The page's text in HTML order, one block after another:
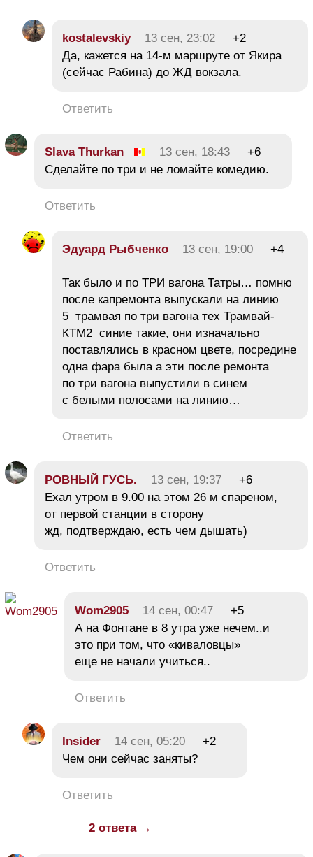
kostalevskiy 13 сен, 23:02
+2
Да, кажется на 14-м маршруте от Якира
(сейчас Рабина) до ЖД вокзала.
Ответить
Slava Thurkan 13 сен, 18:43
+6
Сделайте по три и не ломайте комедию.
Ответить
Эдуард Рыбченко 13 сен, 19:00 +4
Так было и по ТРИ вагона Татры… помню
после капремонта выпускали на линию
5 трамвая по три вагона тех Трамвай-
КТМ2 синие такие, они изначально
поставлялись в красном цвете, посредине
одна фара была а эти после ремонта
по три вагона выпустили в синем
с белыми полосами на линию…
Ответить
РОВНЫЙ ГУСЬ. 13 сен, 19:37
+6
Ехал утром в 9.00 на этом 26 м спареном,
от первой станции в сторону
жд, подтверждаю, есть чем дышать)
Ответить
Wom2905 14 сен, 00:47
+5
А на Фонтане в 8 утра уже нечем..и
это при том, что «киваловцы»
еще не начали учиться..
Ответить
Insider 14 сен, 05:20
+2
Чем они сейчас заняты?
Ответить
2 ответа →